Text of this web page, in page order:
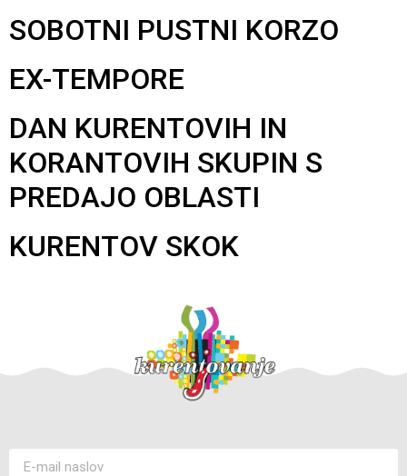
SOBOTNI PUSTNI KORZO
EX-TEMPORE
DAN KURENTOVIH IN
KORANTOVIH SKUPIN S
PREDAJO OBLASTI
KURENTOV SKOK